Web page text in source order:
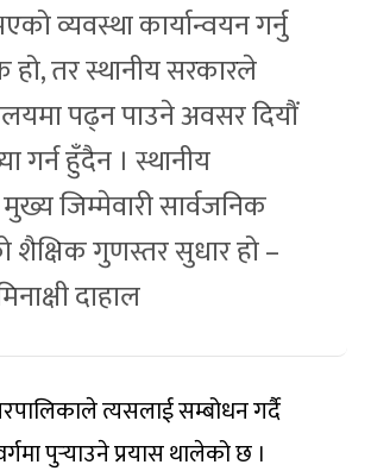
व्यवस्था कार्यान्वयन गर्नु
हो, तर स्थानीय सरकारले
पढ्न पाउने अवसर दियौं
गर्न हुँदैन । स्थानीय
जिम्मेवारी सार्वजनिक
शैक्षिक गुणस्तर सुधार हो –
दाहाल
त्यसलाई सम्बोधन गर्दै
पुर्‍याउने प्रयास थालेको छ ।